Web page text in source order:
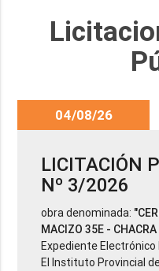
04/08/26
LICITACIÓN
Nº 3/2026
obra denominada:
MACIZO 35E -
Expediente Electrónico
El Instituto Provincial